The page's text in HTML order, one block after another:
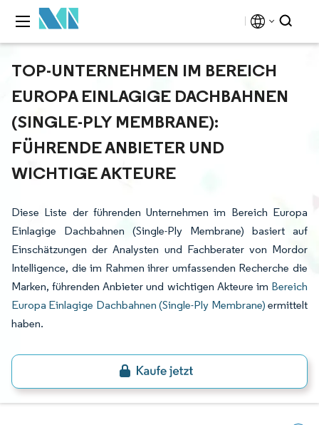
TOP-UNTERNEHMEN IM BEREICH
EUROPA EINLAGIGE DACHBAHNEN
(SINGLE-PLY MEMBRANE):
FÜHRENDE ANBIETER UND
WICHTIGE AKTEURE
Diese Liste der führenden Unternehmen im Bereich Europa
Einlagige Dachbahnen (Single-Ply Membrane) basiert auf
Einschätzungen der Analysten und Fachberater von Mordor
Intelligence, die im Rahmen ihrer umfassenden Recherche die
Marken, führenden Anbieter und wichtigen Akteure im Bereich
Europa Einlagige Dachbahnen (Single-Ply Membrane) ermittelt
haben.